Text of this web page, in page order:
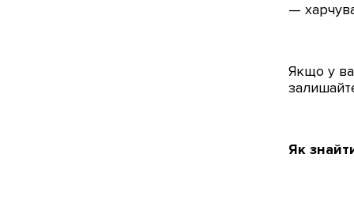
—
Якщо у
Як